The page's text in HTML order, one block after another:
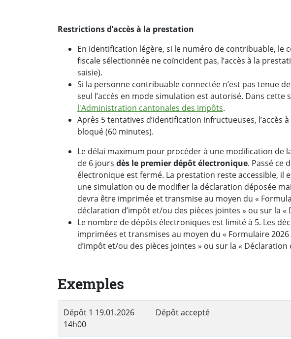
Restrictions d’accès à la prestation
En identification légère, si le numéro de contribuable, le
fiscale sélectionnée ne coïncident pas, l’accès à la
saisie).
Si la personne contribuable connectée n’est pas tenue
seul l’accès en mode simulation est autorisé. Dans cette
l'Administration cantonales des impôts.
Après 5 tentatives d’identification infructueuses,
bloqué (60 minutes).
Le délai maximum pour procéder à une modification de
de 6 jours dès le premier dépôt électronique. Passé ce
électronique est fermé. La prestation reste accessible, il
une simulation ou de modifier la déclaration déposée
devra être imprimée et transmise au moyen du «
déclaration d’impôt et/ou des pièces jointes » ou sur la «
Le nombre de dépôts électroniques est limité à 5. Les
imprimées et transmises au moyen du « Formulaire
d’impôt et/ou des pièces jointes » ou sur la « Déclaration
Exemples
Dépôt 1 19.01.2026
14h00
Dépôt accepté